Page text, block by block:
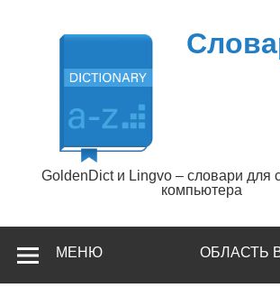
содержимому
GoldenDict и Lingvo – словари для
компьютера
ОБЛАСТЬ
МЕНЮ